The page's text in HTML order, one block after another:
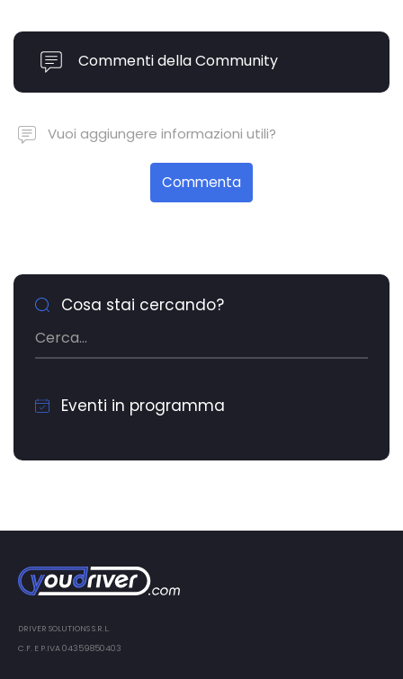
Commenti della Community
Vuoi aggiungere informazioni utili?
Commenta
Cosa stai cercando?
Eventi in programma
DRIVER SOLUTIONS S.R.L.
C.F. E P.IVA 04359850403